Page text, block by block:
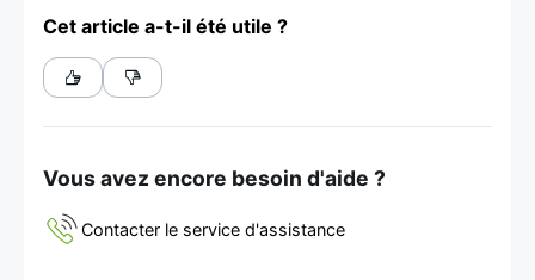
Cet article a-t-il été utile ?
Vous avez encore besoin d'aide ?
Contacter le service d'assistance